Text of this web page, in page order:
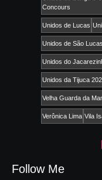
Concours
Unidos de Lucas
Unidos de São Lucas
Unidos do
Unidos da Tijuca
Velha Guarda da
Verônica Lima Vila
Follow Me